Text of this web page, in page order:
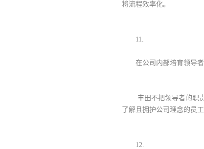
将流程效率化。
11.
在公司内部培育领导
丰田不把领导者的职
了解且拥护公司理念的员
12.